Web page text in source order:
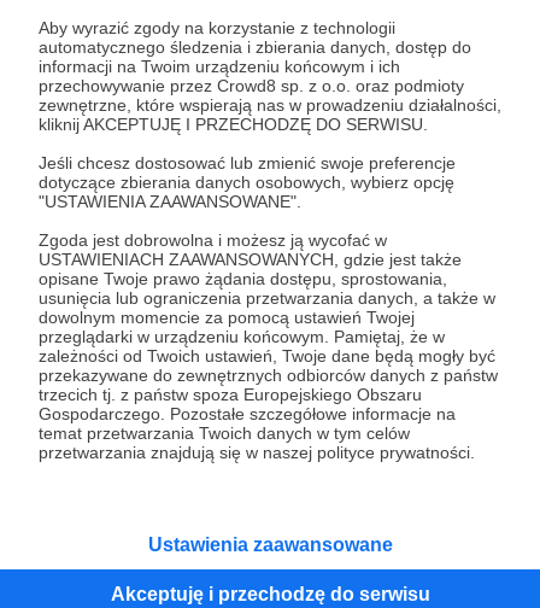
Aby wyrazić zgody na korzystanie z technologii
automatycznego śledzenia i zbierania danych, dostęp do
informacji na Twoim urządzeniu końcowym i ich
przechowywanie przez Crowd8 sp. z o.o. oraz podmioty
zewnętrzne, które wspierają nas w prowadzeniu działalności,
kliknij AKCEPTUJĘ I PRZECHODZĘ DO SERWISU.
Jeśli chcesz dostosować lub zmienić swoje preferencje
dotyczące zbierania danych osobowych, wybierz opcję
"USTAWIENIA ZAAWANSOWANE".
Zgoda jest dobrowolna i możesz ją wycofać w
USTAWIENIACH ZAAWANSOWANYCH, gdzie jest także
opisane Twoje prawo żądania dostępu, sprostowania,
usunięcia lub ograniczenia przetwarzania danych, a także w
dowolnym momencie za pomocą ustawień Twojej
przeglądarki w urządzeniu końcowym. Pamiętaj, że w
zależności od Twoich ustawień, Twoje dane będą mogły być
przekazywane do zewnętrznych odbiorców danych z państw
trzecich tj. z państw spoza Europejskiego Obszaru
Gospodarczego. Pozostałe szczegółowe informacje na
temat przetwarzania Twoich danych w tym celów
przetwarzania znajdują się w naszej polityce prywatności.
Ustawienia zaawansowane
Akceptuję i przechodzę do serwisu
Czy na pewno chcesz kontynuować?
Tak, przejdź do strony
Kategorie
O Patronite
Dodatkowe produkty
Pomoc
RegulaminPolityka prywatnościPatronite Commons
Unia Europejska